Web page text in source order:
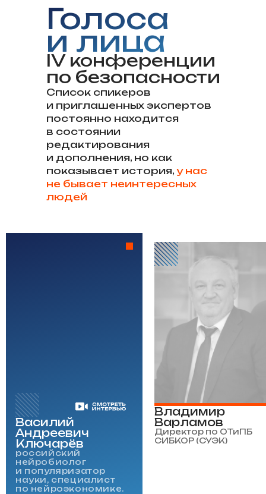
Голоса
и лица
IV конференции
по безопасности
Список спикеров
и приглашенных экспертов
постоянно находится
в состоянии
редактирования
и дополнения, но как
показывает история, у нас
не бывает неинтересных
людей
Владимир
Варламов
Директор по ОТиПБ
СИБКОР (СУЭК)
Василий
Андреевич
Ключарёв
российский
нейробиолог
и популяризатор
науки, специалист
по нейроэкономике.